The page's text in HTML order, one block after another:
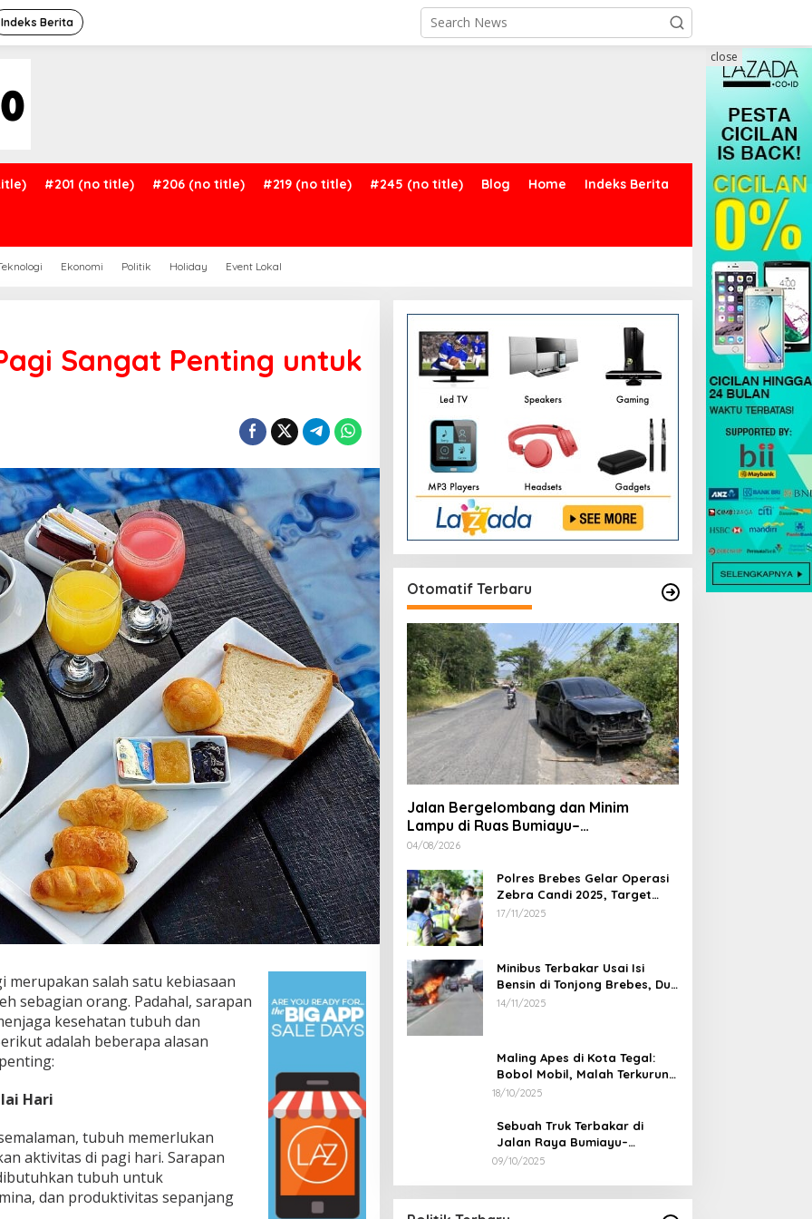
Indeks Berita
#201 (no title) #206 (no title) #219 (no title) #245 (no title) Blog Home Indeks Berita
Ekonomi Politik Holiday Event Lokal
close
Sangat Penting untuk
merupakan salah satu kebiasaan
sebagian orang. Padahal, sarapan
kesehatan tubuh dan
adalah beberapa alasan
Hari
tubuh memerlukan
aktivitas di pagi hari. Sarapan
tubuh untuk
dan produktivitas sepanjang
Otomatif Terbaru
Jalan Bergelombang dan Minim
Lampu di Ruas Bumiayu–
Bantarkawung Telan Korban, Innova
04/08/2026
Polres Brebes Gelar Operasi
Zebra Candi 2025, Target
Turunkan Kecelakaan dan
17/11/2025
Minibus Terbakar Usai Isi
Bensin di Tonjong Brebes, Dua
Penumpang Luka Bakar
14/11/2025
Maling Apes di Kota Tegal:
Bobol Mobil, Malah Terkurung
Sendiri di Dalamnya
18/10/2025
Sebuah Truk Terbakar di
Jalan Raya Bumiayu–
Bantarkawung, Diduga Akibat
09/10/2025
Presidium Sosialisasikan Progres
Pemekaran Brebes Selatan,
Pembentukan Pansus DPRD
In Berita, Daerah, Ekonomi, Info Desa, Nasional,
Pegiat Pemekaran Brebes Selatan
Temui Ketua MPR Ahmad Muzani,
Minta Dukungan Urus Berkas ke